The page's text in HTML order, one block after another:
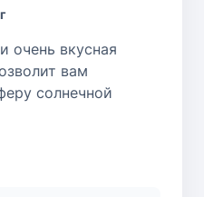
очень вкусная
вам
солнечной